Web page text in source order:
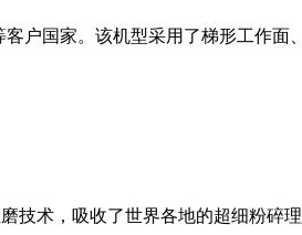
户国家。该机型采用了梯形工作
术，吸收了世界各地的超细粉碎